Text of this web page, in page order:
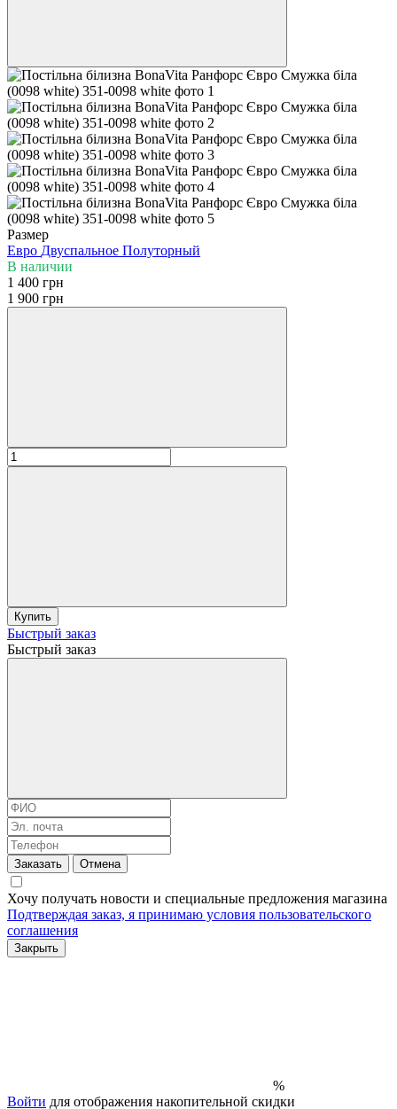
Размер
Евро Двуспальное Полуторный
В наличии
1 400 грн
1 900 грн
Купить
Быстрый заказ
Быстрый заказ
Заказать Отмена
Хочу получать новости и специальные предложения магазина
Подтверждая заказ, я принимаю условия пользовательского
соглашения
Закрыть
%
Войти для отображения накопительной скидки